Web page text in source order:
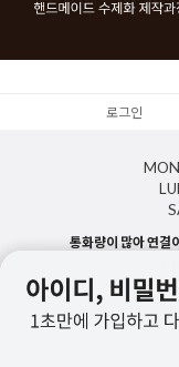
로그인
통화량이 많아 연결
1688-5143